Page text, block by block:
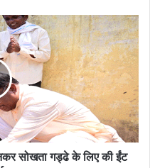
सोखता गड्ढे के लिए की ईंट